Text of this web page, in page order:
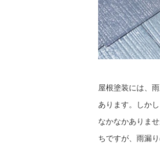
屋根塗装には、
あります。しか
なかなかありま
ちですが、雨漏